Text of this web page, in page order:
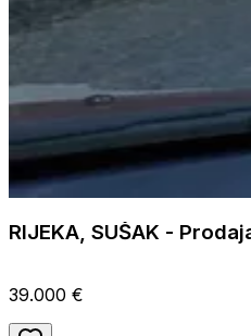
RIJEKA, SUŠAK -
39.000 €